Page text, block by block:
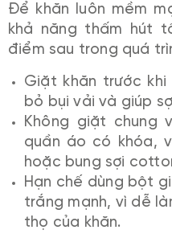
Để khăn luôn mềm
khả năng thấm hút
điểm sau trong quá
Giặt khăn trước
bỏ bụi vải và giúp
Không giặt chung
quần áo có khóa,
hoặc bung sợi
Hạn chế dùng bột
trắng mạnh, vì dễ
thọ của khăn.